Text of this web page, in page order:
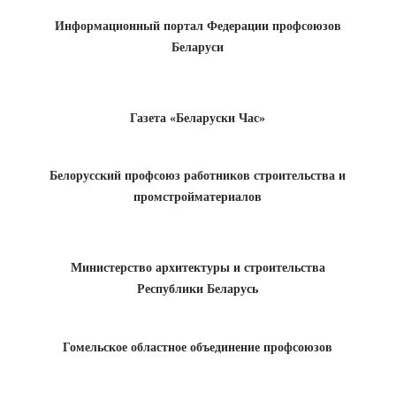
Информационный портал Федерации профсоюзов
Беларуси
Газета «Беларуски Час»
Белорусский профсоюз работников строительства и
промстройматериалов
Министерство архитектуры и строительства
Республики Беларусь
Гомельское областное объединение профсоюзов